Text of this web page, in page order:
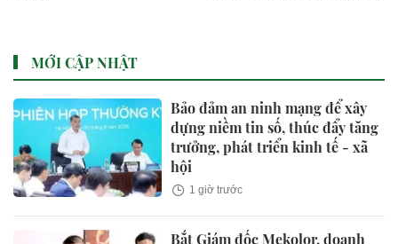
MỚI CẬP NHẬT
Bảo đảm an ninh mạng để xây
dựng niềm tin số, thúc đẩy tăng
trưởng, phát triển kinh tế - xã
hội
1 giờ trước
Bắt Giám đốc Mekolor, doanh